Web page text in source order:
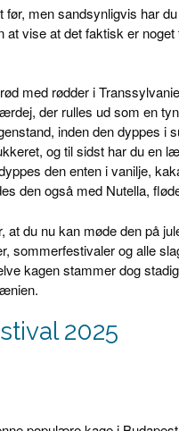
men sandsynligvis har
at vise at det faktisk er
med rødder i
der rulles ud som en
inden den dyppes i
og til sidst har du en
den enten i vanilje,
den også med Nutella,
du nu kan møde den på
sommerfestivaler og alle
kagen stammer dog
2025